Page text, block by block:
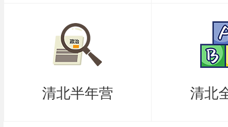
公示期内，如对拟录取名单
反映，申诉联系方式见本
清北半年营 清北